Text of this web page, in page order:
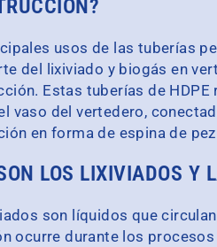
usos de las tuberías
del lixiviado y biogás en
Estas tuberías de
vaso del vertedero,
en forma de espina de
LOS LIXIVIADOS Y
son líquidos que
ocurre durante los